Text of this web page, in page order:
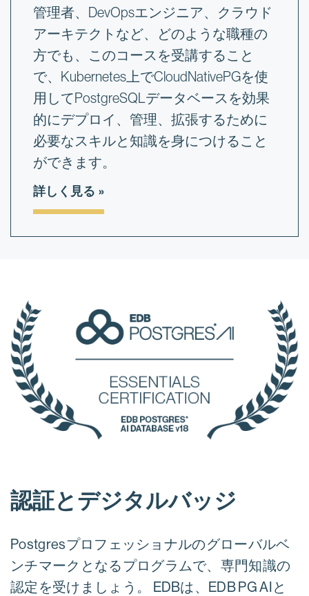
管理者、DevOpsエンジニア、クラウド
アーキテクトなど、どのような職種の
方でも、このコースを受講すること
で、Kubernetes上でCloudNativePGを使
用してPostgreSQLデータベースを効果
的にデプロイ、管理、拡張するために
必要なスキルと知識を身につけること
ができます。
詳しく見る
認証とデジタルバッジ
Postgresプロフェッショナルのグローバルベ
ンチマークとなるプログラムで、専門知識の
認定を受けましょう。 EDBは、EDB PG AIと